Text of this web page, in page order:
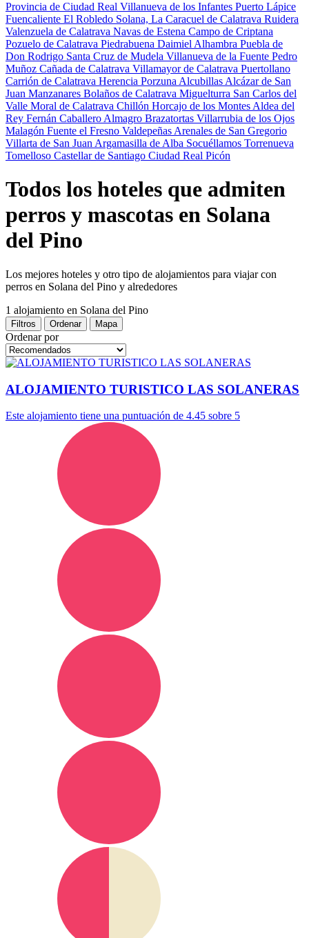
Provincia de Ciudad Real Villanueva de los Infantes Puerto Lápice
Fuencaliente El Robledo Solana, La Caracuel de Calatrava Ruidera
Valenzuela de Calatrava Navas de Estena Campo de Criptana
Pozuelo de Calatrava Piedrabuena Daimiel Alhambra Puebla de
Don Rodrigo Santa Cruz de Mudela Villanueva de la Fuente Pedro
Muñoz Cañada de Calatrava Villamayor de Calatrava Puertollano
Carrión de Calatrava Herencia Porzuna Alcubillas Alcázar de San
Juan Manzanares Bolaños de Calatrava Miguelturra San Carlos del
Valle Moral de Calatrava Chillón Horcajo de los Montes Aldea del
Rey Fernán Caballero Almagro Brazatortas Villarrubia de los Ojos
Malagón Fuente el Fresno Valdepeñas Arenales de San Gregorio
Villarta de San Juan Argamasilla de Alba Socuéllamos Torrenueva
Tomelloso Castellar de Santiago Ciudad Real Picón
Todos los hoteles que admiten
perros y mascotas en Solana
del Pino
Los mejores hoteles y otro tipo de alojamientos para viajar con
perros en Solana del Pino y alrededores
1 alojamiento en Solana del Pino
Filtros Ordenar Mapa
Ordenar por
ALOJAMIENTO TURISTICO LAS SOLANERAS
Este alojamiento tiene una puntuación de 4.45 sobre 5